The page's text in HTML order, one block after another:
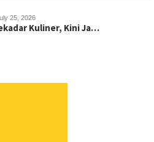
25, 2026
Kuliner, Kini Ja…